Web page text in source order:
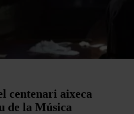
centenari aixeca
de la Música